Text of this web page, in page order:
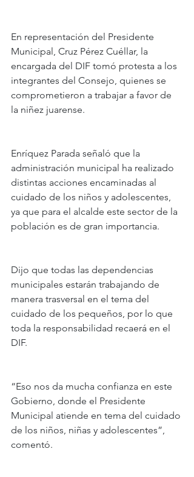
En representación del Presidente
Municipal, Cruz Pérez Cuéllar, la
encargada del DIF tomó protesta a los
integrantes del Consejo, quienes se
comprometieron a trabajar a favor de
la niñez juarense.
Enríquez Parada señaló que la
administración municipal ha realizado
distintas acciones encaminadas al
cuidado de los niños y adolescentes,
ya que para el alcalde este sector de la
población es de gran importancia.
Dijo que todas las dependencias
municipales estarán trabajando de
manera trasversal en el tema del
cuidado de los pequeños, por lo que
toda la responsabilidad recaerá en el
DIF.
“Eso nos da mucha confianza en este
Gobierno, donde el Presidente
Municipal atiende en tema del cuidado
de los niños, niñas y adolescentes”,
comentó.